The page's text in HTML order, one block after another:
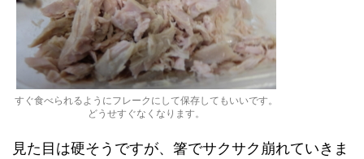
すぐ食べられるようにフレークにして保存してもいいです。
どうせすぐなくなります。
見た目は硬そうですが、箸でサクサク崩れていきま